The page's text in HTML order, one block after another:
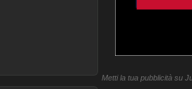
Metti la tua pubblicità su